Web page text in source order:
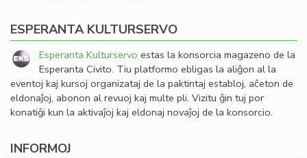
ESPERANTA KULTURSERVO
Esperanta Kulturservo estas la konsorcia magazeno de la
Esperanta Civito. Tiu platformo ebligas la aliĝon al la
eventoj kaj kursoj organizataj de la paktintaj establoj, aĉeton de
eldonaĵoj, abonon al revuoj kaj multe pli. Vizitu ĝin tuj por
konatiĝi kun la aktivaĵoj kaj eldonaj novaĵoj de la konsorcio.
INFORMOJ